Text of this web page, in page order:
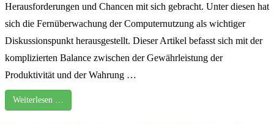
Herausforderungen und Chancen mit sich gebracht. Unter diesen hat
sich die Fernüberwachung der Computernutzung als wichtiger
Diskussionspunkt herausgestellt. Dieser Artikel befasst sich mit der
komplizierten Balance zwischen der Gewährleistung der
Produktivität und der Wahrung …
Weiterlesen …